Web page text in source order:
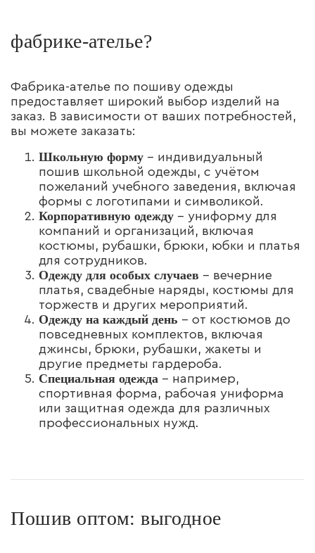
фабрике-ателье?
Фабрика-ателье по пошиву одежды
предоставляет широкий выбор изделий на
заказ. В зависимости от ваших потребностей,
вы можете заказать:
Школьную форму – индивидуальный
пошив школьной одежды, с учётом
пожеланий учебного заведения, включая
формы с логотипами и символикой.
Корпоративную одежду – униформу для
компаний и организаций, включая
костюмы, рубашки, брюки, юбки и платья
для сотрудников.
Одежду для особых случаев – вечерние
платья, свадебные наряды, костюмы для
торжеств и других мероприятий.
Одежду на каждый день – от костюмов до
повседневных комплектов, включая
джинсы, брюки, рубашки, жакеты и
другие предметы гардероба.
Специальная одежда – например,
спортивная форма, рабочая униформа
или защитная одежда для различных
профессиональных нужд.
Пошив оптом: выгодное